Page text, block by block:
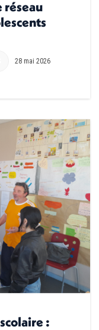
réseau
28 mai 2026
: